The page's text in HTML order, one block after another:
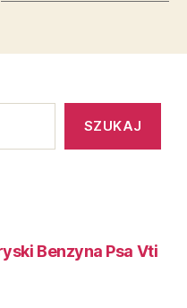
SZUKAJ
Benzyna Psa Vti